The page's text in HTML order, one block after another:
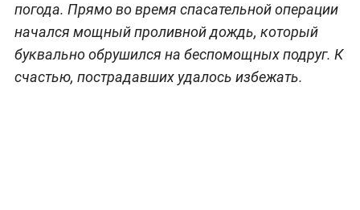
погода. Прямо во время спасательной операции
начался мощный проливной дождь, который
буквально обрушился на беспомощных подруг. К
счастью, пострадавших удалось избежать.